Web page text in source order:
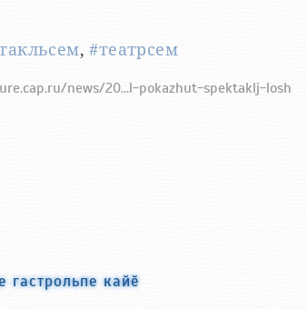
,#театрсем
news/20...l-pokazhut-spektaklj-losh
гастрольпе кайӗ